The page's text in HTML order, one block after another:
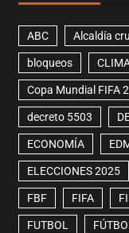
ABC Alcaldía
bloqueos
Copa Mundial FIFA
decreto 5503
ECONOMÍA
ELECCIONES 2025
FBF FIFA
FUTBOL